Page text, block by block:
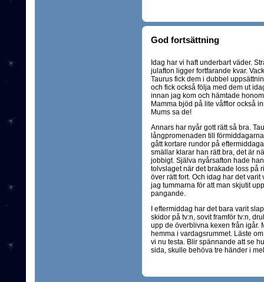
God fortsättning
Idag har vi haft underbart väder.
julafton ligger fortfarande kvar.
Taurus fick dem i dubbel
och fick också följa med dem ut
innan jag kom och hämtade
Mamma bjöd på lite våfflor också
Mums sa de!
Annars har nyår gott rätt så bra.
långpromenaden till
gått kortare rundor på
smällar klarar han rätt bra, det är
jobbigt. Själva nyårsafton hade
tolvslaget när det brakade loss på
över rätt fort. Och idag har det
jag tummarna för att man skjutit
pangande.
I eftermiddag har det bara varit
skidor på tv:n, sovit framför tv:n,
upp de överblivna kexen från igår.
hemma i vardagsrummet. Läste
vi nu testa. Blir spännande att se
sida, skulle behöva tre händer i